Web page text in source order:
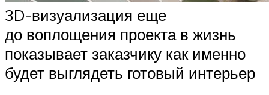
3D-визуализация еще
до воплощения проекта в жизнь
показывает заказчику как именно
будет выглядеть готовый интерьер